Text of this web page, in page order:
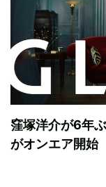
窪塚洋介が6年
がオンエア開始